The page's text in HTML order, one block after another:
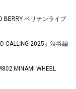
BERRY ベリテンライブ
CALLING 2025」渋谷編
MINAMI WHEEL